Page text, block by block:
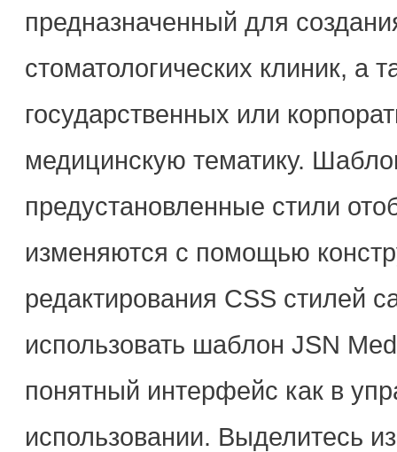
предназначенный для
стоматологических клиник, а
государственных или
медицинскую тематику.
предустановленные стили
изменяются с помощью
редактирования CSS стилей
использовать шаблон JSN
понятный интерфейс как в
использовании. Выделитесь